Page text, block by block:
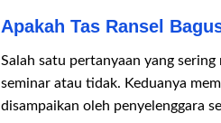
Apakah Tas Ransel
Salah satu pertanyaan yang
seminar atau tidak. Keduanya
disampaikan oleh penyelenggara